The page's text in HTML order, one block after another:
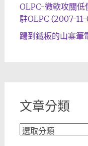
OLPC-微軟攻關
駐OLPC (2007-11-
踼到鐵板的山寨
文章分類
文